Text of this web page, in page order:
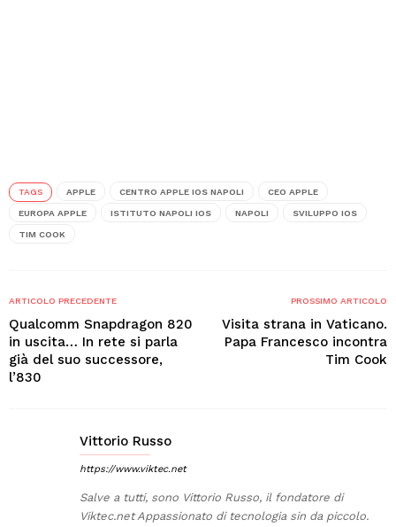
TAGS APPLE CENTRO APPLE IOS NAPOLI CEO APPLE
EUROPA APPLE ISTITUTO NAPOLI IOS NAPOLI SVILUPPO IOS
TIM COOK
ARTICOLO PRECEDENTE
Qualcomm Snapdragon 820
in uscita… In rete si parla
già del suo successore,
l’830
PROSSIMO ARTICOLO
Visita strana in Vaticano.
Papa Francesco incontra
Tim Cook
Vittorio Russo
https://www.viktec.net
Salve a tutti, sono Vittorio Russo, il fondatore di
Viktec.net Appassionato di tecnologia sin da piccolo.